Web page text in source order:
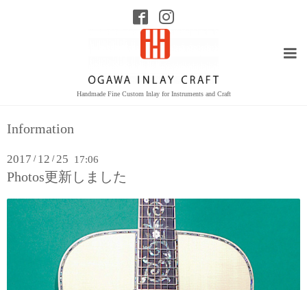
Handmade Fine Custom Inlay for Instruments and Craft
Information
2017 / 12 /25 17:06
Photos更新しました